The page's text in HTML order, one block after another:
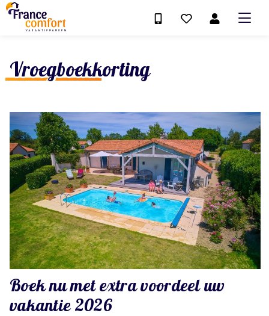
Vroegboekkorting
Boek nu met extra voordeel uw
vakantie 2026